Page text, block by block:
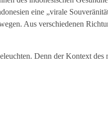
eine „virale
Aus verschiedenen
Denn der Kontext des